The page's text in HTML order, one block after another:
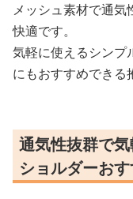
メッシュ素材で通気
快適です。
気軽に使えるシンプ
にもおすすめできる
通気性抜群で
ショルダーお